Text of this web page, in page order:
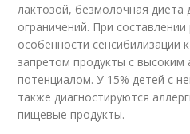
лактозой, безмолочная
ограничений. При
особенности сенсибилизации
запретом продукты с высоким
потенциалом. У 15% детей с
также диагностируются
пищевые продукты.